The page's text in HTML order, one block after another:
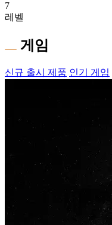
7
레벨
게임
신규 출시 제품 인기 게임